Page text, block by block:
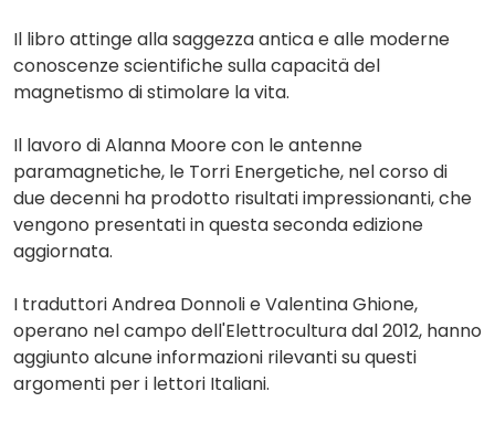
Il libro attinge alla saggezza antica e alle moderne
conoscenze scientifiche sulla capacitä del
magnetismo di stimolare la vita.
Il lavoro di Alanna Moore con le antenne
paramagnetiche, le Torri Energetiche, nel corso di
due decenni ha prodotto risultati impressionanti, che
vengono presentati in questa seconda edizione
aggiornata.
I traduttori Andrea Donnoli e Valentina Ghione,
operano nel campo dell'Elettrocultura dal 2012, hanno
aggiunto alcune informazioni rilevanti su questi
argomenti per i lettori Italiani.